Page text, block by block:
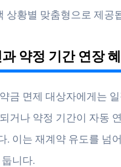
상황별 맞춤형으로 제공
약정 기간 연장
금 면제 대상자에게는
거나 약정 기간이 자동
. 이는 재계약 유도를 넘
니다.